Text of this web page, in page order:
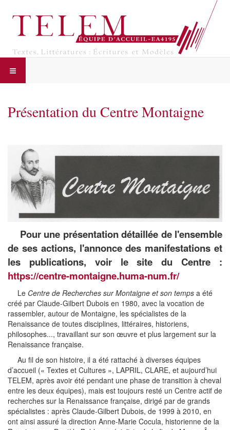
Présentation du Centre Montaigne
Pour une présentation détaillée de l'ensemble
de ses actions, l'annonce des manifestations et
les publications, voir le site du Centre :
https://centre-montaigne.huma-num.fr/
Le Centre de Recherches sur Montaigne et son temps a été
créé par Claude-Gilbert Dubois en 1980, avec la vocation de
rassembler, autour de Montaigne, les spécialistes de la
Renaissance de toutes disciplines, littéraires, historiens,
philosophes..., travaillant sur son œuvre et plus largement sur la
Renaissance française.
Au fil de son histoire, il a été rattaché à diverses équipes
d’accueil (« Textes et Cultures », LAPRIL, CLARE, et aujourd’hui
TELEM, après avoir été pendant une phase de transition à cheval
entre les deux équipes), mais est toujours resté un Centre actif de
recherches sur la Renaissance française, dirigé par de grands
spécialistes : après Claude-Gilbert Dubois, de 1999 à 2010, en
ont ainsi assuré la direction Anne-Marie Cocula, historienne de la